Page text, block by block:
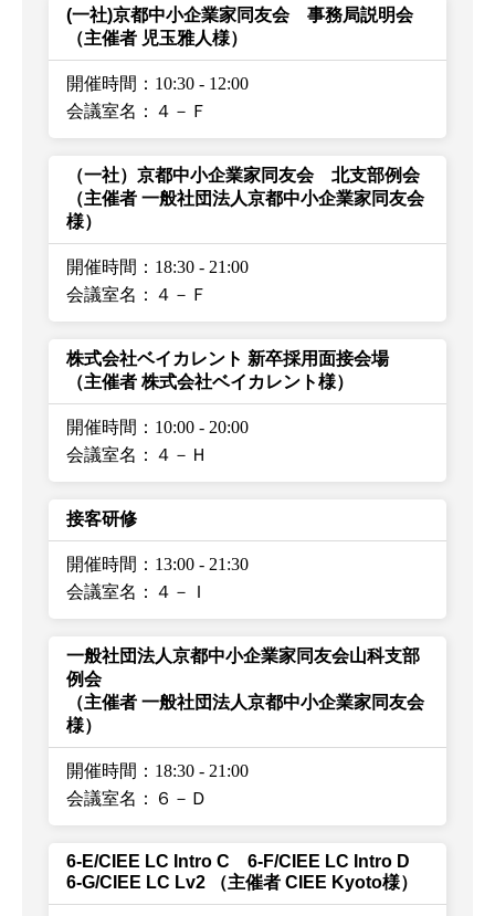
(一社)京都中小企業家同友会 事務局説明会
（主催者 児玉雅人様）
開催時間：10:30 - 12:00
会議室名：４－Ｆ
（一社）京都中小企業家同友会 北支部例会
（主催者 一般社団法人京都中小企業家同友会
様）
開催時間：18:30 - 21:00
会議室名：４－Ｆ
株式会社ベイカレント 新卒採用面接会場
（主催者 株式会社ベイカレント様）
開催時間：10:00 - 20:00
会議室名：４－Ｈ
接客研修
開催時間：13:00 - 21:30
会議室名：４－Ｉ
一般社団法人京都中小企業家同友会山科支部
例会
（主催者 一般社団法人京都中小企業家同友会
様）
開催時間：18:30 - 21:00
会議室名：６－Ｄ
6-E/CIEE LC Intro C 6-F/CIEE LC Intro D
6-G/CIEE LC Lv2
（主催者 CIEE Kyoto様）